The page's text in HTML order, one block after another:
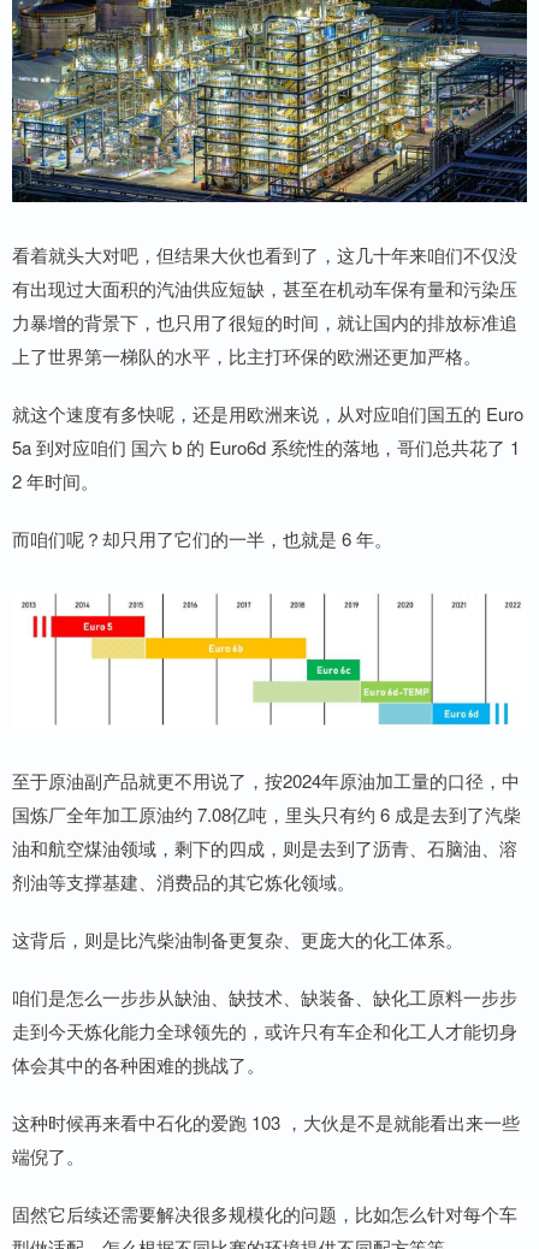
看着就头大对吧，但结果大伙也看到了，这几十年来咱们不仅没
有出现过大面积的汽油供应短缺，甚至在机动车保有量和污染压
力暴增的背景下，也只用了很短的时间，就让国内的排放标准追
上了世界第一梯队的水平，比主打环保的欧洲还更加严格。
就这个速度有多快呢，还是用欧洲来说，从对应咱们国五的 Euro
5a 到对应咱们 国六 b 的 Euro6d 系统性的落地，哥们总共花了 1
2 年时间。
而咱们呢？却只用了它们的一半，也就是 6 年。
至于原油副产品就更不用说了，按2024年原油加工量的口径，中
国炼厂全年加工原油约 7.08亿吨，里头只有约 6 成是去到了汽柴
油和航空煤油领域，剩下的四成，则是去到了沥青、石脑油、溶
剂油等支撑基建、消费品的其它炼化领域。
这背后，则是比汽柴油制备更复杂、更庞大的化工体系。
咱们是怎么一步步从缺油、缺技术、缺装备、缺化工原料一步步
走到今天炼化能力全球领先的，或许只有车企和化工人才能切身
体会其中的各种困难的挑战了。
这种时候再来看中石化的爱跑 103 ，大伙是不是就能看出来一些
端倪了。
固然它后续还需要解决很多规模化的问题，比如怎么针对每个车